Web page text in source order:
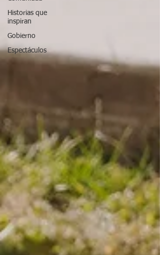
Historias que
inspiran
Gobierno
Espectáculos